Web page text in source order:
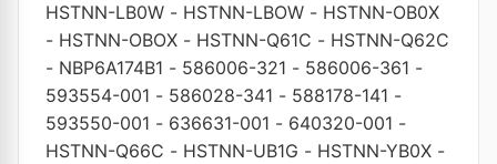
HSTNN-LB0W - HSTNN-LBOW - HSTNN-OB0X
- HSTNN-OBOX - HSTNN-Q61C - HSTNN-Q62C
- NBP6A174B1 - 586006-321 - 586006-361 -
593554-001 - 586028-341 - 588178-141 -
593550-001 - 636631-001 - 640320-001 -
HSTNN-Q66C - HSTNN-UB1G - HSTNN-YB0X -